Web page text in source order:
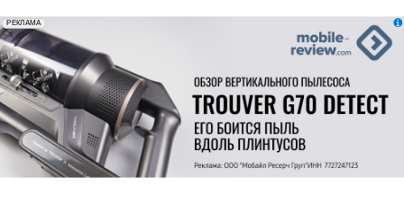
erid: 2VfnxxmNzs5
РЕКЛАМА